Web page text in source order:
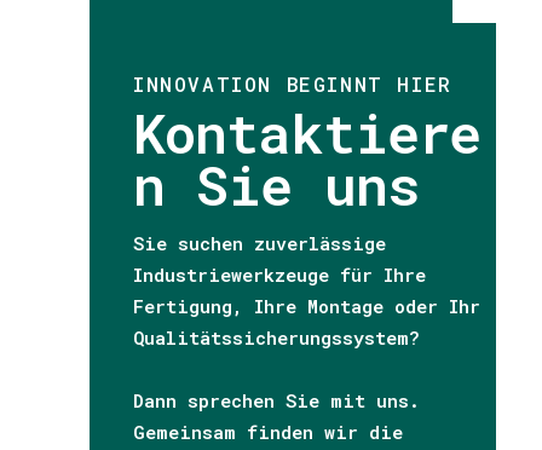
INNOVATION BEGINNT HIER
Kontaktiere
n Sie uns
Sie suchen zuverlässige
Industriewerkzeuge für Ihre
Fertigung, Ihre Montage oder Ihr
Qualitätssicherungssystem?
Dann sprechen Sie mit uns.
Gemeinsam finden wir die